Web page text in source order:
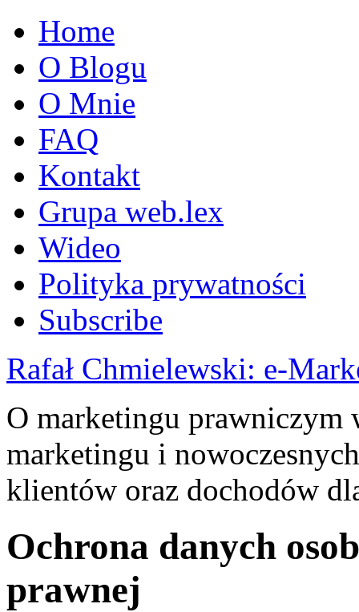
Home
O Blogu
O Mnie
FAQ
Kontakt
Grupa web.lex
Wideo
Polityka prywatności
Subscribe
Rafał Chmielewski: e-
O marketingu prawniczym
marketingu i
klientów oraz dochodów
Ochrona danych
prawnej